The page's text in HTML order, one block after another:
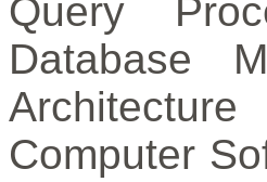
Query
Database
Computer